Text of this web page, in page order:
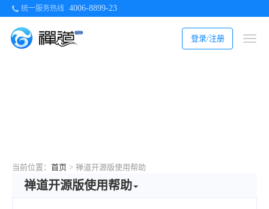
统一服务热线 4006-8899-23
登录/注册
当前位置： 首页 > 禅道开源版使用帮助
禅道开源版使用帮助